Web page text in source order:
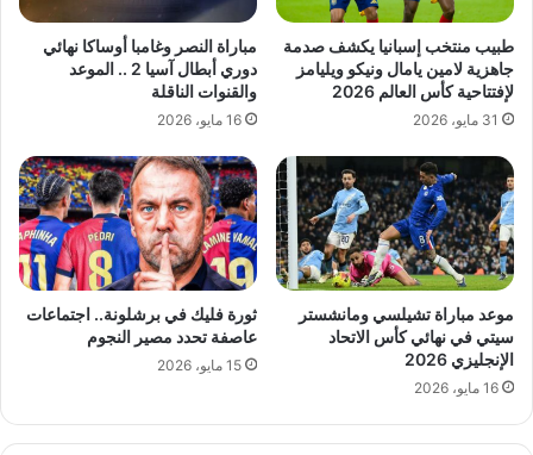
طبيب منتخب إسبانيا يكشف صدمة
جاهزية لامين يامال ونيكو ويليامز
لإفتتاحية كأس العالم 2026
31 مايو، 2026
مباراة النصر وغامبا أوساكا نهائي
دوري أبطال آسيا 2 .. الموعد
والقنوات الناقلة
16 مايو، 2026
موعد مباراة تشيلسي ومانشستر
سيتي في نهائي كأس الاتحاد
الإنجليزي 2026
16 مايو، 2026
ثورة فليك في برشلونة.. اجتماعات
عاصفة تحدد مصير النجوم
15 مايو، 2026